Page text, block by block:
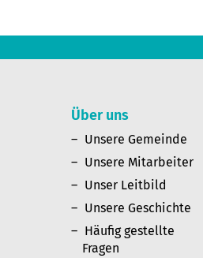
Über uns
Unsere Gemeinde
Unsere Mitarbeiter
Unser Leitbild
Unsere Geschichte
Häufig gestellte
Fragen